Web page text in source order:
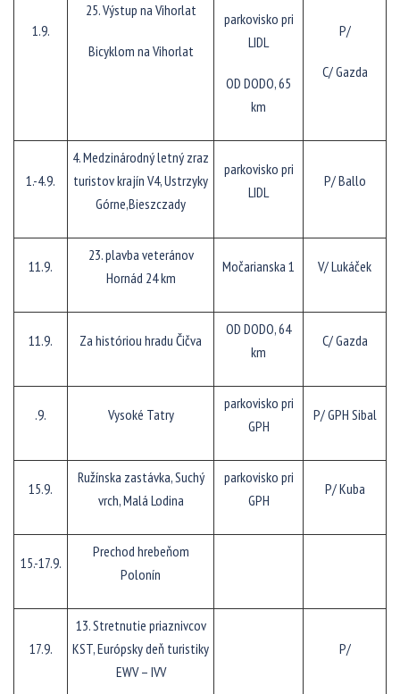
1.9.
25. Výstup na Vihorlat
Bicyklom na Vihorlat
parkovisko pri
LIDL
OD DODO, 65
km
P/
C/ Gazda
1.-4.9.
4. Medzinárodný letný zraz
turistov krajín V4, Ustrzyky
Górne,Bieszczady
parkovisko pri
LIDL
P/ Ballo
11.9.
23. plavba veteránov
Hornád 24 km
Močarianska 1 V/ Lukáček
11.9. Za históriou hradu Čičva
OD DODO, 64
km
C/ Gazda
.9. Vysoké Tatry
parkovisko pri
GPH
P/ GPH Sibal
15.9.
Ružínska zastávka, Suchý
vrch, Malá Lodina
parkovisko pri
GPH
P/ Kuba
15.-17.9.
Prechod hrebeňom
Polonín
17.9.
13. Stretnutie priaznivcov
KST, Európsky deň turistiky
EWV – IVV
P/